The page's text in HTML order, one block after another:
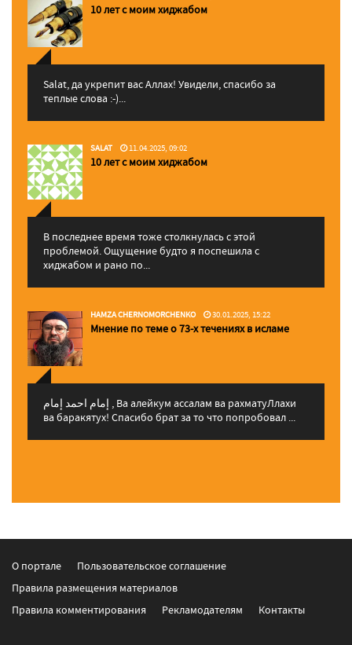
10 лет с моим хиджабом
Salat, да укрепит вас Аллаx! Увидели, спасибо за
теплые слова :-)...
SALAT 11.04.2025, 09:02
10 лет с моим хиджабом
В последнее время тоже столкнулась с этой
проблемой. Ощущение будто я поспешила с
хиджабом и рано по...
HAMZA CHERNOMORCHENKO 30.01.2025, 15:22
Мнение по теме о 73-х течениях в исламе
إمام احمد إمام , Ва алейкум ассалам ва рахматуЛлахи
ва баракятух! Спасибо брат за то что попробовал ...
О портале
Пользовательское соглашение
Правила размещения материалов
Правила комментирования
Рекламодателям Контакты